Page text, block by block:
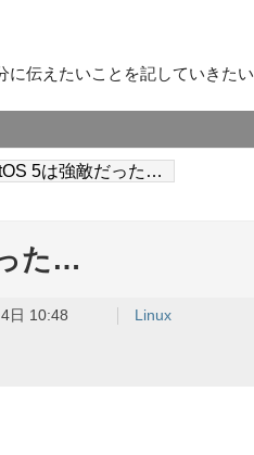
に伝えたいことを記していきたい
5は強敵だった…
た…
日 10:48 Linux